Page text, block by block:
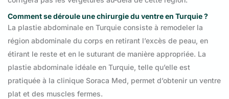
Comment se déroule une chirurgie du ventre en Turquie ?
La plastie abdominale en Turquie consiste à remodeler la
région abdominale du corps en retirant l’excès de peau, en
étirant le reste et en le suturant de manière appropriée. La
plastie abdominale idéale en Turquie, telle qu’elle est
pratiquée à la clinique Soraca Med, permet d’obtenir un ventre
plat et des muscles fermes.